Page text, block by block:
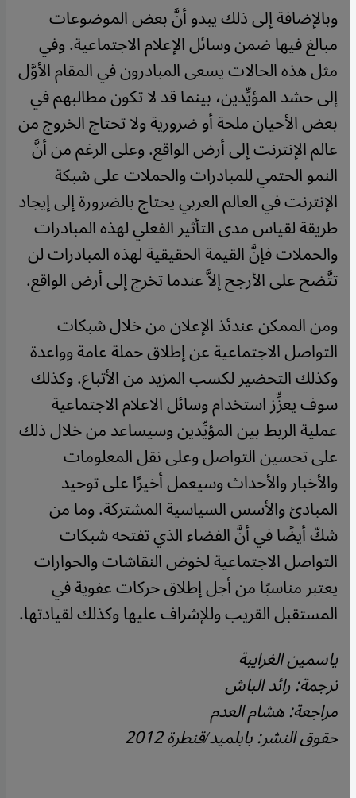
​​وبالإضافة إلى ذلك يبدو أنَّ بعض الموضوعات
مبالغ فيها ضمن وسائل الإعلام الاجتماعية. وفي
مثل هذه الحالات يسعى المبادرون في المقام الأوَّل
إلى حشد المؤيِّدين، بينما قد لا تكون مطالبهم في
بعض الأحيان ملحة أو ضرورية ولا تحتاج الخروج من
عالم الإنترنت إلى أرض الواقع. وعلى الرغم من أنَّ
النمو الحتمي للمبادرات والحملات على شبكة
الإنترنت في العالم العربي يحتاج بالضرورة إلى إيجاد
طريقة لقياس مدى التأثير الفعلي لهذه المبادرات
والحملات فإنَّ القيمة الحقيقية لهذه المبادرات لن
تتَّضح على الأرجح إلاَّ عندما تخرج إلى أرض الواقع.
ومن الممكن عندئذ الإعلان من خلال شبكات
التواصل الاجتماعية عن إطلاق حملة عامة وواعدة
وكذلك التحضير لكسب المزيد من الأتباع. وكذلك
سوف يعزِّز استخدام وسائل الاعلام الاجتماعية
عملية الربط بين المؤيِّدين وسيساعد من خلال ذلك
على تحسين التواصل وعلى نقل المعلومات
والأخبار والأحداث وسيعمل أخيرًا على توحيد
المبادئ والأسس السياسية المشتركة. وما من
شكّ أيضًا في أنَّ الفضاء الذي تفتحه شبكات
التواصل الاجتماعية لخوض النقاشات والحوارات
يعتبر مناسبًا من أجل إطلاق حركات عفوية في
المستقبل القريب وللإشراف عليها وكذلك لقيادتها.
ياسمين الغرايبة
ترجمة: رائد الباش
مراجعة: هشام العدم
حقوق النشر: بابلميد/قنطرة 2012